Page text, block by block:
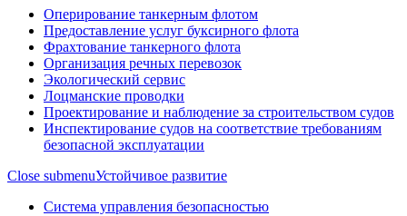
Оперирование танкерным флотом
Предоставление услуг буксирного флота
Фрахтование танкерного флота
Организация речных перевозок
Экологический сервис
Лоцманские проводки
Проектирование и наблюдение за строительством судов
Инспектирование судов на соответствие требованиям
безопасной эксплуатации
Close submenuУстойчивое развитие
Система управления безопасностью